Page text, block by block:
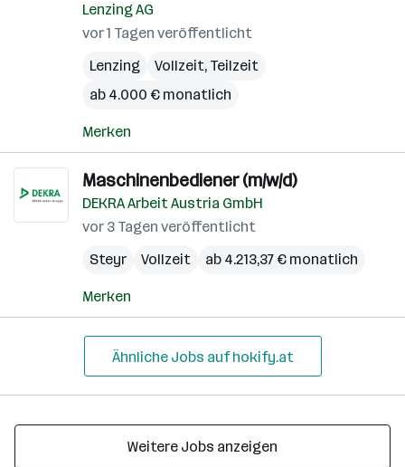
Lenzing AG
vor 1 Tagen veröffentlicht
Lenzing
Vollzeit, Teilzeit
ab 4.000 € monatlich
Merken
Maschinenbediener (m/w/d)
DEKRA Arbeit Austria GmbH
vor 3 Tagen veröffentlicht
Steyr
Vollzeit ab 4.213,37 € monatlich
Merken
Ähnliche Jobs auf hokify.at
Weitere Jobs anzeigen